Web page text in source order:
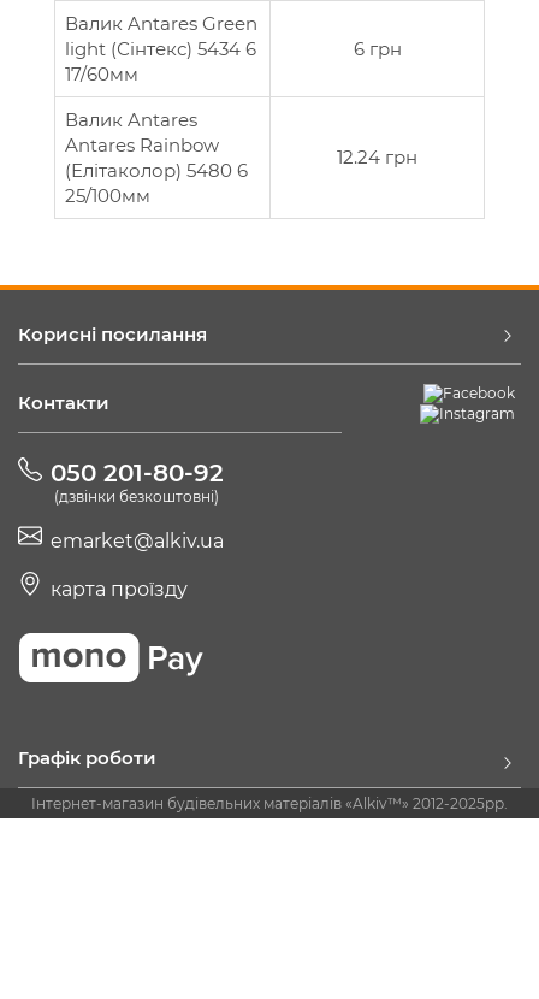
Валик Antares Green
light (Сінтекс) 5434 6
17/60мм
6 грн
Валик Antares
Antares Rainbow
(Елітаколор) 5480 6
25/100мм
12.24 грн
Корисні посилання
Контакти
050 201-80-92
(дзвінки безкоштовні)
emarket@alkiv.ua
карта проїзду
Графік роботи
Інтернет-магазин будівельних матеріалів «Alkiv™» 2012-2025рр.